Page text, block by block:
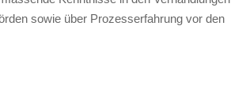
sowie über Prozesserfahrung vor den